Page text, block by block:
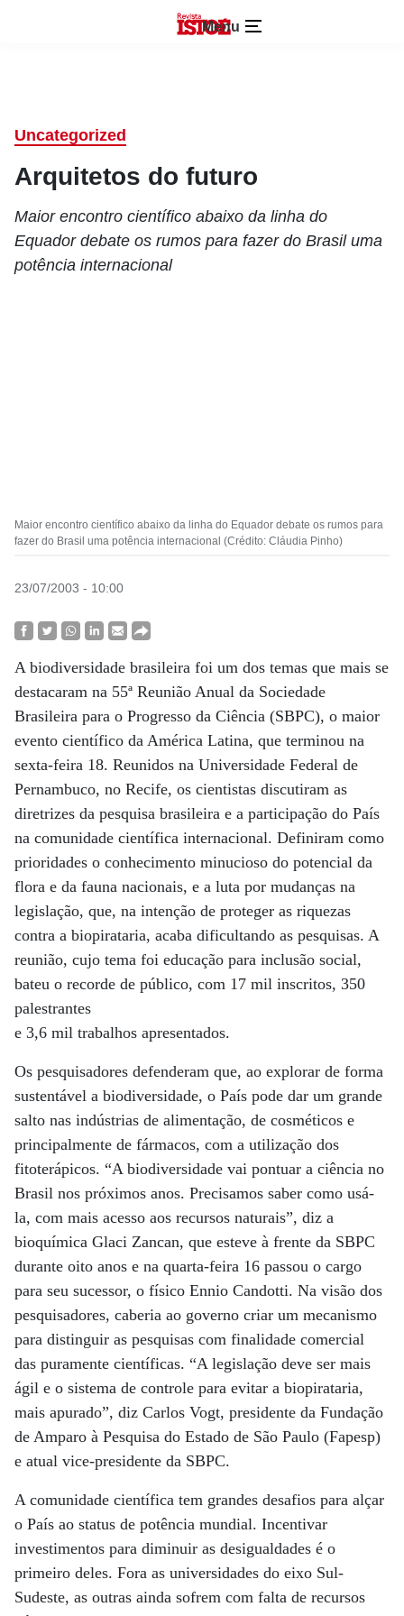
Menu
Uncategorized
Arquitetos do futuro
Maior encontro científico abaixo da linha do
Equador debate os rumos para fazer do Brasil uma
potência internacional
Maior encontro científico abaixo da linha do Equador debate os rumos para
fazer do Brasil uma potência internacional (Crédito: Cláudia Pinho)
23/07/2003 - 10:00
A biodiversidade brasileira foi um dos temas que mais se
destacaram na 55ª Reunião Anual da Sociedade
Brasileira para o Progresso da Ciência (SBPC), o maior
evento científico da América Latina, que terminou na
sexta-feira 18. Reunidos na Universidade Federal de
Pernambuco, no Recife, os cientistas discutiram as
diretrizes da pesquisa brasileira e a participação do País
na comunidade científica internacional. Definiram como
prioridades o conhecimento minucioso do potencial da
flora e da fauna nacionais, e a luta por mudanças na
legislação, que, na intenção de proteger as riquezas
contra a biopirataria, acaba dificultando as pesquisas. A
reunião, cujo tema foi educação para inclusão social,
bateu o recorde de público, com 17 mil inscritos, 350
palestrantes
e 3,6 mil trabalhos apresentados.
Os pesquisadores defenderam que, ao explorar de forma
sustentável a biodiversidade, o País pode dar um grande
salto nas indústrias de alimentação, de cosméticos e
principalmente de fármacos, com a utilização dos
fitoterápicos. “A biodiversidade vai pontuar a ciência no
Brasil nos próximos anos. Precisamos saber como usá-
la, com mais acesso aos recursos naturais”, diz a
bioquímica Glaci Zancan, que esteve à frente da SBPC
durante oito anos e na quarta-feira 16 passou o cargo
para seu sucessor, o físico Ennio Candotti. Na visão dos
pesquisadores, caberia ao governo criar um mecanismo
para distinguir as pesquisas com finalidade comercial
das puramente científicas. “A legislação deve ser mais
ágil e o sistema de controle para evitar a biopirataria,
mais apurado”, diz Carlos Vogt, presidente da Fundação
de Amparo à Pesquisa do Estado de São Paulo (Fapesp)
e atual vice-presidente da SBPC.
A comunidade científica tem grandes desafios para alçar
o País ao status de potência mundial. Incentivar
investimentos para diminuir as desigualdades é o
primeiro deles. Fora as universidades do eixo Sul-
Sudeste, as outras ainda sofrem com falta de recursos